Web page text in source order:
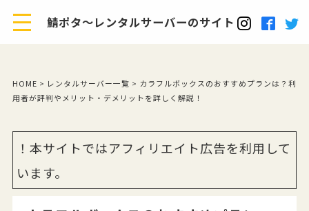
鯖ポタ～レンタルサーバーのサイト
HOME > レンタルサーバー一覧 > カラフルボックスのおすすめプランは？利
用者が評判やメリット・デメリットを詳しく解説！
！本サイトではアフィリエイト広告を利用して
います。